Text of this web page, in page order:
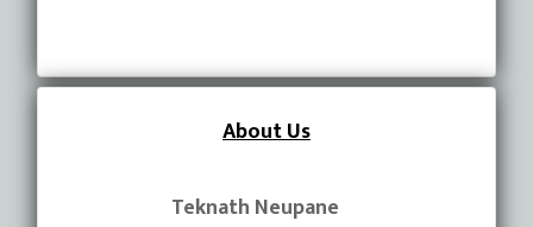
About Us
Teknath Neupane